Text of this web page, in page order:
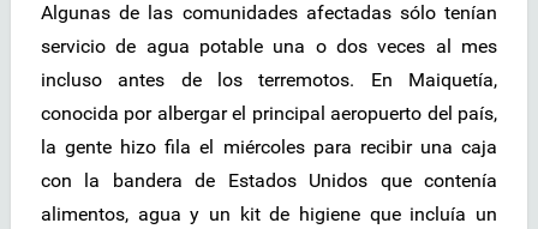
Algunas de las comunidades afectadas sólo tenían
servicio de agua potable una o dos veces al mes
incluso antes de los terremotos. En Maiquetía,
conocida por albergar el principal aeropuerto del país,
la gente hizo fila el miércoles para recibir una caja
con la bandera de Estados Unidos que contenía
alimentos, agua y un kit de higiene que incluía un